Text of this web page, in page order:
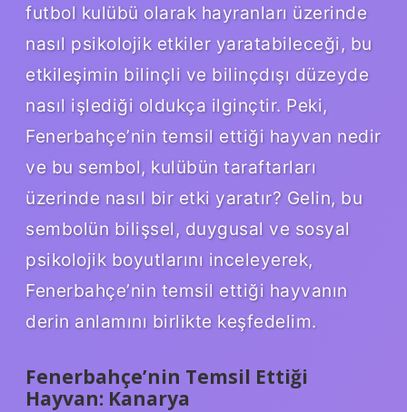
futbol kulübü olarak hayranları üzerinde
nasıl psikolojik etkiler yaratabileceği, bu
etkileşimin bilinçli ve bilinçdışı düzeyde
nasıl işlediği oldukça ilginçtir. Peki,
Fenerbahçe’nin temsil ettiği hayvan nedir
ve bu sembol, kulübün taraftarları
üzerinde nasıl bir etki yaratır? Gelin, bu
sembolün bilişsel, duygusal ve sosyal
psikolojik boyutlarını inceleyerek,
Fenerbahçe’nin temsil ettiği hayvanın
derin anlamını birlikte keşfedelim.
Fenerbahçe’nin Temsil Ettiği
Hayvan: Kanarya